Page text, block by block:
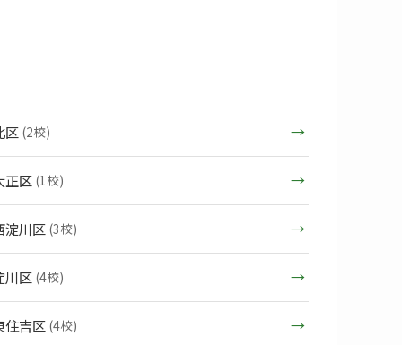
区 (2校)
正区 (1校)
淀川区 (3校)
川区 (4校)
住吉区 (4校)